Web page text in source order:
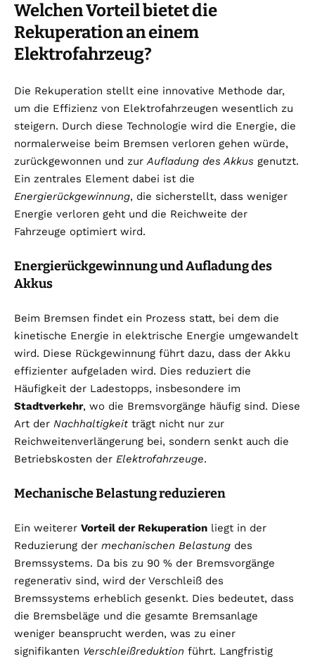
Welchen Vorteil bietet die
Rekuperation an einem
Elektrofahrzeug?
Die Rekuperation stellt eine innovative Methode dar,
um die Effizienz von Elektrofahrzeugen wesentlich zu
steigern. Durch diese Technologie wird die Energie, die
normalerweise beim Bremsen verloren gehen würde,
zurückgewonnen und zurAufladung des Akkus genutzt.
Ein zentrales Element dabei ist die
Energierückgewinnung, die sicherstellt, dass weniger
Energie verloren geht und die Reichweite der
Fahrzeuge optimiert wird.
Energierückgewinnung und Aufladung des
Akkus
Beim Bremsen findet ein Prozess statt, bei dem die
kinetische Energie in elektrische Energie umgewandelt
wird. Diese Rückgewinnung führt dazu, dass der Akku
effizienter aufgeladen wird. Dies reduziert die
Häufigkeit der Ladestopps, insbesondere im
Stadtverkehr, wo die Bremsvorgänge häufig sind. Diese
Art der Nachhaltigkeit trägt nicht nur zur
Reichweitenverlängerung bei, sondern senkt auch die
Betriebskosten der Elektrofahrzeuge.
Mechanische Belastung reduzieren
Ein weiterer Vorteil der Rekuperation liegt in der
Reduzierung der mechanischen Belastung des
Bremssystems. Da bis zu 90 % der Bremsvorgänge
regenerativ sind, wird der Verschleiß des
Bremssystems erheblich gesenkt. Dies bedeutet, dass
die Bremsbeläge und die gesamte Bremsanlage
weniger beansprucht werden, was zu einer
signifikanten Verschleißreduktion führt. Langfristig